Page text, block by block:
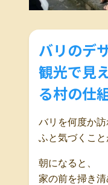
バリのデ
観光で見
る村の仕
バリを何度か訪
ふと気づくこと
朝になると、
家の前を掃き清